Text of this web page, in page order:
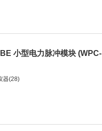
小型电力脉冲模块 (WPC-
器(28)